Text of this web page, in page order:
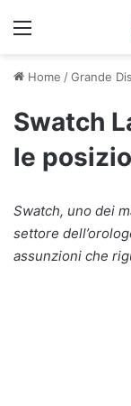
Menu
Home /Grande
Swatch
le
Swatch, uno dei
settore
assunzioni che